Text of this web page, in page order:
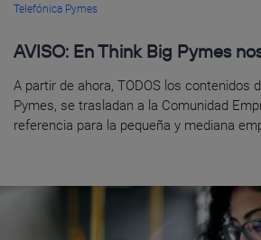
Telefónica Pymes
AVISO: En Think Big Pymes
A partir de ahora, TODOS los contenidos
Pymes, se trasladan a la Comunidad
referencia para la pequeña y mediana